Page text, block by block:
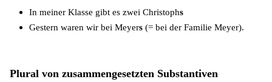
In meiner Klasse gibt es zwei Christophs
Gestern waren wir bei Meyers (= bei der Familie Meyer).
Plural von zusammengesetzten Substantiven